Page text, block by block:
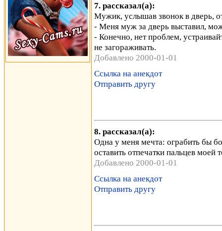
7. рассказал(а):
Мужик, услышав звонок в дверь,
- Меня муж за дверь выставил,
- Конечно, нет проблем,
не загораживать.
Добавлено 2000-01-01
Ссылка на анекдот
Отправить другу
8. рассказал(а):
Одна у меня мечта: ограбить бы
оставить отпечатки пальцев
Добавлено 2000-01-01
Ссылка на анекдот
Отправить другу